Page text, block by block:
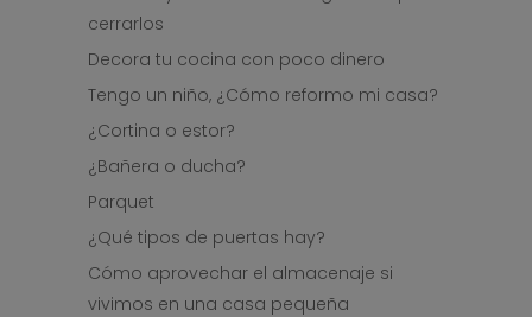
cerrarlos
Decora tu cocina con poco dinero
Tengo un niño, ¿Cómo reformo mi casa?
¿Cortina o estor?
¿Bañera o ducha?
Parquet
¿Qué tipos de puertas hay?
Cómo aprovechar el almacenaje si
vivimos en una casa pequeña